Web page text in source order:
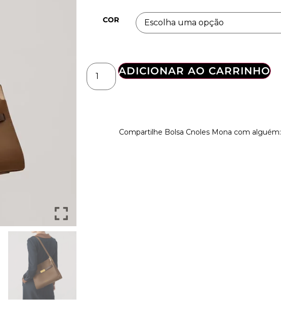
COR
ADICIONAR AO CARRINHO
Compartilhe Bolsa Cnoles Mona com alguém: